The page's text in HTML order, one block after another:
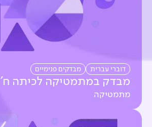
דוברי עברית מבדקים פנימיים
מבדק במתמטיקה לכיתה ח'
מתמטיקה